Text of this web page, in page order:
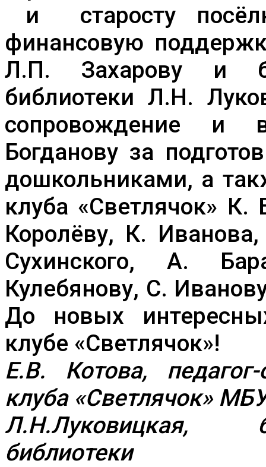
и старосту
финансовую
Л.П. Захарову и
библиотеки Л.Н.
сопровождение и
Богданову за
дошкольниками, а
клуба «Светлячок» К.
Королёву, К.
Сухинского, А.
Кулебянову, С.
До новых
клубе «Светлячок»!
Е.В. Котова, педагог-
клуба «Светлячок»
Л.Н.Луковицкая,
библиотеки